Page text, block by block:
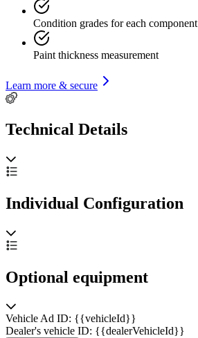
Condition grades for each component
Paint thickness measurement
Learn more & secure
Technical Details
Individual Configuration
Optional equipment
Vehicle Ad ID: {{vehicleId}}
Dealer's vehicle ID: {{dealerVehicleId}}